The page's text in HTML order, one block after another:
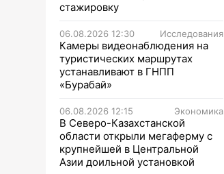
стажировку
06.08.2026 12:30 Исследования
Камеры видеонаблюдения на
туристических маршрутах
устанавливают в ГНПП
«Бурабай»
06.08.2026 12:15 Экономика
В Северо-Казахстанской
области открыли мегаферму с
крупнейшей в Центральной
Азии доильной установкой